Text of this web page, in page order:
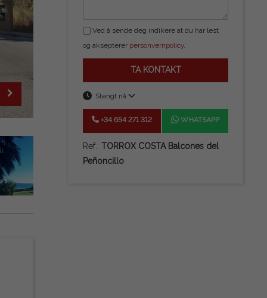
Ved å sende deg indikere at du har lest
og aksepterer personvernpolicy.
TA KONTAKT
Stengt nå
+34 654 271 312 WHATSAPP
Ref.:TORROX COSTA Balcones del
Peñoncillo